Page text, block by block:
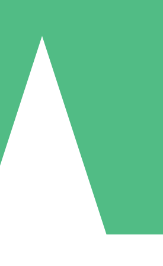
Crédits Individuels
de téléchargement. Sans engagement
5 Téléchargements
US$